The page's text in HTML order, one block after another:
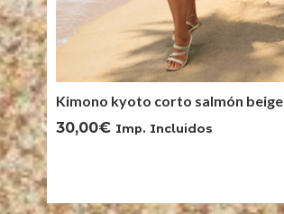
Kimono kyoto corto salmón beige
30,00€ Imp. Incluidos